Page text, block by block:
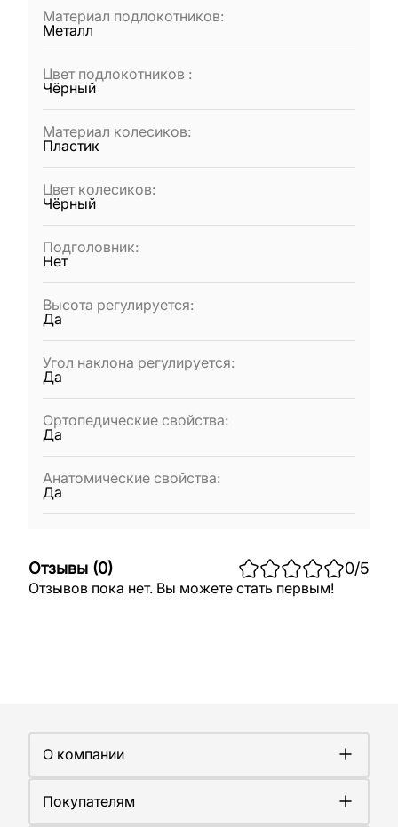
Материал подлокотников:
Металл
Цвет подлокотников :
Чёрный
Материал колесиков:
Пластик
Цвет колесиков:
Чёрный
Подголовник:
Нет
Высота регулируется:
Да
Угол наклона регулируется:
Да
Ортопедические свойства:
Да
Анатомические свойства:
Да
Отзывы (0) 0/5
Отзывов пока нет. Вы можете стать первым!
О компании
Работа у нас
Сертификаты
Покупателям